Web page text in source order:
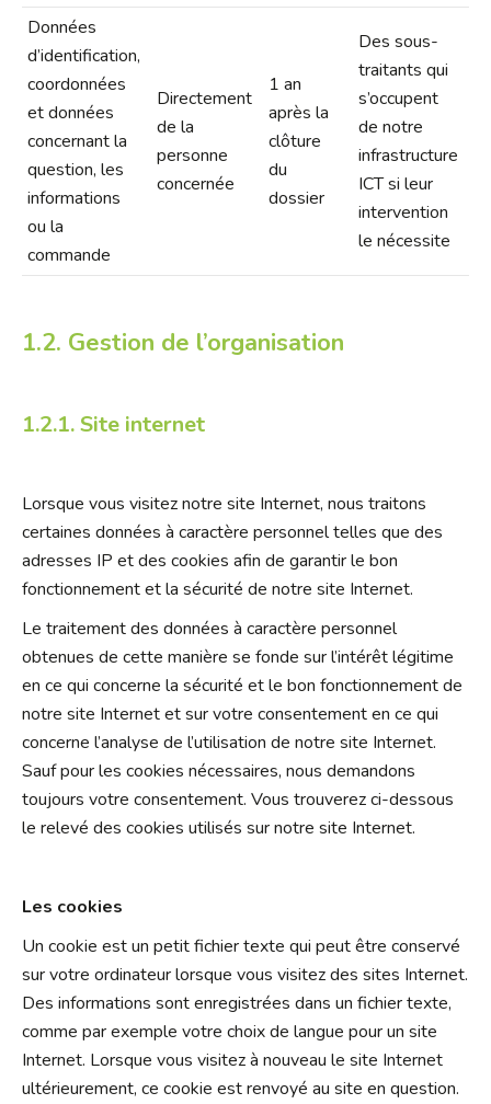
Données
d’identification,
coordonnées
et données
concernant la
question, les
informations
ou la
commande
Directement
de la
personne
concernée
1 an
après la
clôture
du
dossier
Des sous-
traitants qui
s’occupent
de notre
infrastructure
ICT si leur
intervention
le nécessite
1.2. Gestion de l’organisation
1.2.1. Site internet
Lorsque vous visitez notre site Internet, nous traitons
certaines données à caractère personnel telles que des
adresses IP et des cookies afin de garantir le bon
fonctionnement et la sécurité de notre site Internet.
Le traitement des données à caractère personnel
obtenues de cette manière se fonde sur l’intérêt légitime
en ce qui concerne la sécurité et le bon fonctionnement de
notre site Internet et sur votre consentement en ce qui
concerne l’analyse de l’utilisation de notre site Internet.
Sauf pour les cookies nécessaires, nous demandons
toujours votre consentement. Vous trouverez ci-dessous
le relevé des cookies utilisés sur notre site Internet.
Les cookies
Un cookie est un petit fichier texte qui peut être conservé
sur votre ordinateur lorsque vous visitez des sites Internet.
Des informations sont enregistrées dans un fichier texte,
comme par exemple votre choix de langue pour un site
Internet. Lorsque vous visitez à nouveau le site Internet
ultérieurement, ce cookie est renvoyé au site en question.